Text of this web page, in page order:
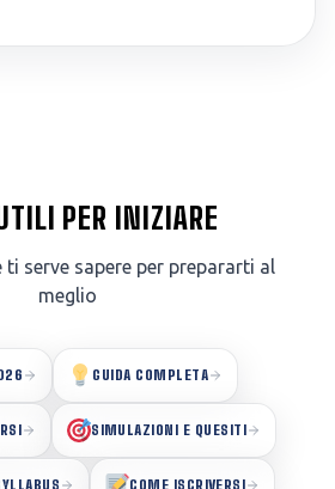
PER INIZIARE
serve sapere per prepararti al
meglio
GUIDA COMPLETA
SIMULAZIONI E QUESITI
COME ISCRIVERSI